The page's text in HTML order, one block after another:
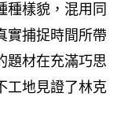
種樣貌，混用同
實捕捉時間所帶
題材在充滿巧思
工地見證了林克